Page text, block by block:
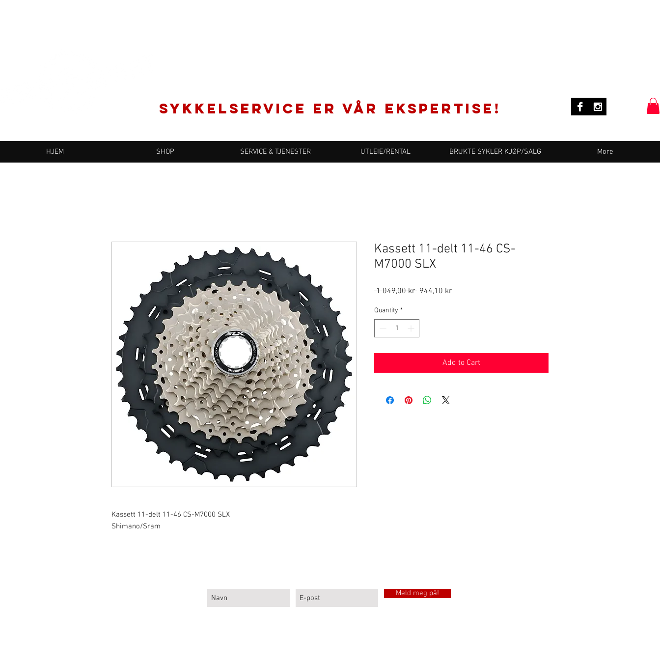
SYKKELSERVICE er vår ekspertise!
HJEM SHOP SERVICE & TJENESTER UTLEIE/RENTAL BRUKTE SYKLER KJØP/SALG More
Kassett 11-delt 11-46 CS-M7000 SLX
Shimano/Sram
Kassett 11-delt 11-46 CS-
M7000 SLX
1 049,00 kr Regular
944,10 krSale
Quantity *
Add to Cart
Meld meg på!